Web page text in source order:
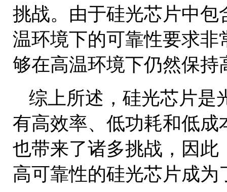
挑战。由于硅光芯片中
温环境下的可靠性要求
够在高温环境下仍然保
综上所述，硅光芯片是
有高效率、低功耗和低
也带来了诸多挑战，因
高可靠性的硅光芯片成为